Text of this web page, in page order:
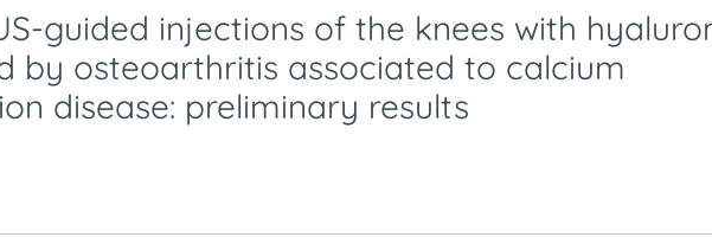
guided injections of the knees with
by osteoarthritis associated to calcium
disease: preliminary results